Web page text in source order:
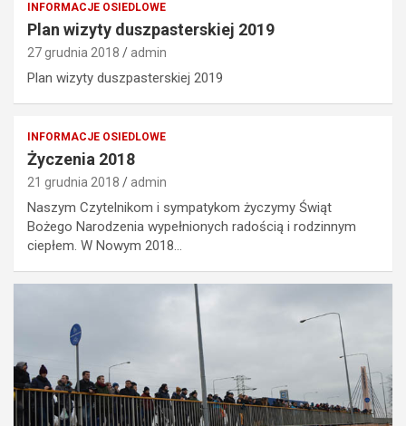
INFORMACJE OSIEDLOWE
Plan wizyty duszpasterskiej 2019
27 grudnia 2018 admin
Plan wizyty duszpasterskiej 2019
INFORMACJE OSIEDLOWE
Życzenia 2018
21 grudnia 2018 admin
Naszym Czytelnikom i sympatykom życzymy Świąt
Bożego Narodzenia wypełnionych radością i rodzinnym
ciepłem. W Nowym 2018…